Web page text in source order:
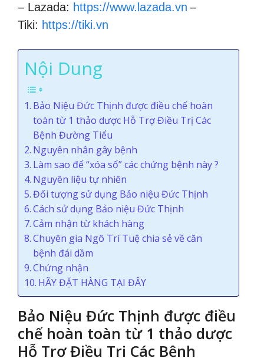
– Lazada: https://www.lazada.vn –
Tiki: https://tiki.vn
Nội Dung
Bảo Niệu Đức Thịnh được điều chế hoàn
toàn từ 1 thảo dược Hỗ Trợ Điều Trị Các
Bệnh Đường Tiểu
Nguyên nhân gây bệnh
Làm sao để “xóa sổ” các chứng bệnh này ?
Nguyên liệu tự nhiên
Đối tượng sử dụng Bảo niệu Đức Thịnh
Cách sử dụng Bảo niệu Đức Thịnh
Cảm nhận từ khách hàng
Chuyên gia Ngô Trí Tuệ chia sẻ về căn
bệnh đái dầm
Chứng nhận
HÃY ĐẶT HÀNG TẠI ĐÂY
Bảo Niệu Đức Thịnh được điều
chế hoàn toàn từ 1 thảo dược
Hỗ Trợ Điều Trị Các Bệnh